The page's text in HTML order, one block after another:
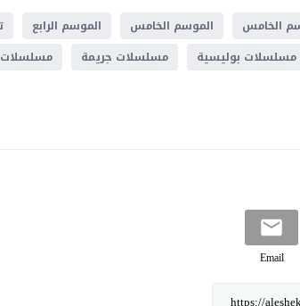
الخامس الموسم الخامس الموسم الرابع
مسلسلات بوليسية
مسلسلات جريمة مسلسلات
Email